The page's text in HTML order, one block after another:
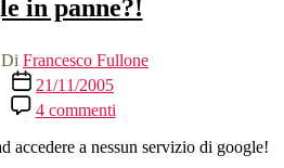
in panne?!
Di Francesco Fullone
Data
dell'articolo
21/11/2005
4 commentisu
Google
in
accedere a nessun servizio di google!